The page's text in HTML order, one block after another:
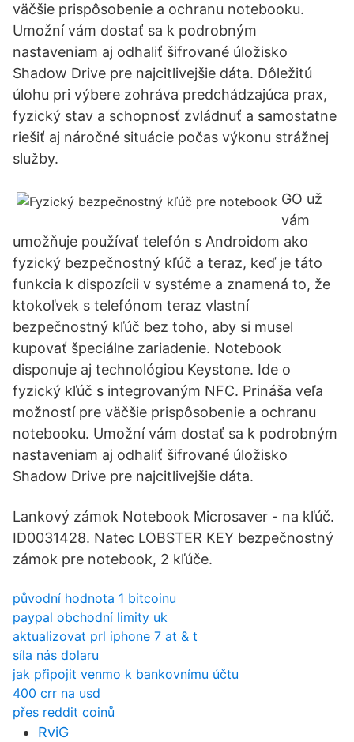
väčšie prispôsobenie a ochranu notebooku.
Umožní vám dostať sa k podrobným
nastaveniam aj odhaliť šifrované úložisko
Shadow Drive pre najcitlivejšie dáta. Dôležitú
úlohu pri výbere zohráva predchádzajúca prax,
fyzický stav a schopnosť zvládnuť a samostatne
riešiť aj náročné situácie počas výkonu strážnej
služby.
GO už
vám
umožňuje používať telefón s Androidom ako
fyzický bezpečnostný kľúč a teraz, keď je táto
funkcia k dispozícii v systéme a znamená to, že
ktokoľvek s telefónom teraz vlastní
bezpečnostný kľúč bez toho, aby si musel
kupovať špeciálne zariadenie. Notebook
disponuje aj technológiou Keystone. Ide o
fyzický kľúč s integrovaným NFC. Prináša veľa
možností pre väčšie prispôsobenie a ochranu
notebooku. Umožní vám dostať sa k podrobným
nastaveniam aj odhaliť šifrované úložisko
Shadow Drive pre najcitlivejšie dáta.
Lankový zámok Notebook Microsaver - na kľúč.
ID0031428. Natec LOBSTER KEY bezpečnostný
zámok pre notebook, 2 kľúče.
původní hodnota 1 bitcoinu
paypal obchodní limity uk
aktualizovat prl iphone 7 at & t
síla nás dolaru
jak připojit venmo k bankovnímu účtu
400 crr na usd
přes reddit coinů
RviG